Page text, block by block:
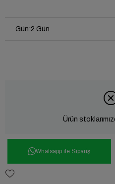
Gün:2 Gün
Ürün
Whatsapp ile Sipariş